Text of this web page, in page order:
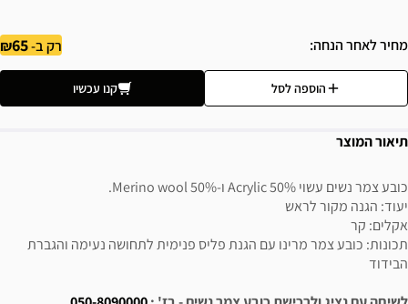
מחיר לאחר הנחה רק ב-65
הוספה לסל קנו עכשיו
תיאור המוצר
כובע צמר נשים עשוי 50% Acrylic ו-50% Merino wool.
יעוד: הגנה מקור לראש
אקלים: קר
תכונות: כובע צמר מרינו עם הגנת פליס פנימית לתחושה נעימה והגברת
הבידוד